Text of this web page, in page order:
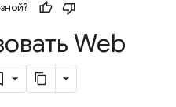
Web